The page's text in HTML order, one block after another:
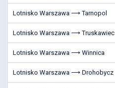
Lotnisko Warszawa ⟶ Tarnopol
Lotnisko Warszawa ⟶ Truskawiec
Lotnisko Warszawa ⟶ Winnica
Lotnisko Warszawa ⟶ Drohobycz